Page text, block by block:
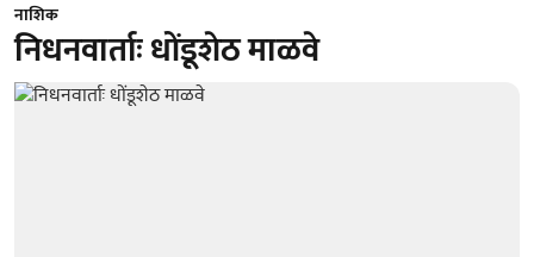
नाशिक
निधनवार्ताः धोंडूशेठ माळवे